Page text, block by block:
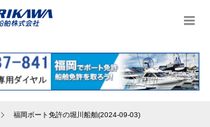
福岡ボート免許の堀川船舶(2024-09-03)